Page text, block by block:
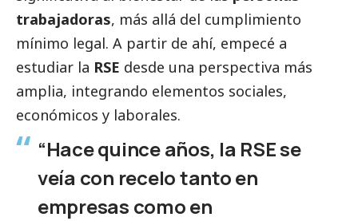
trabajadoras, más allá del cumplimiento
mínimo legal. A partir de ahí, empecé a
estudiar la RSE desde una perspectiva más
amplia, integrando elementos sociales,
económicos y laborales.
“Hace quince años, la RSE se
veía con recelo tanto en
empresas como en